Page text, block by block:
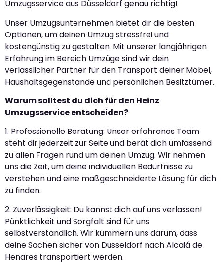
Umzugsservice aus Düsseldorf genau richtig!
Unser Umzugsunternehmen bietet dir die besten
Optionen, um deinen Umzug stressfrei und
kostengünstig zu gestalten. Mit unserer langjährigen
Erfahrung im Bereich Umzüge sind wir dein
verlässlicher Partner für den Transport deiner Möbel,
Haushaltsgegenstände und persönlichen Besitztümer.
Warum solltest du dich für den Heinz
Umzugsservice entscheiden?
1. Professionelle Beratung: Unser erfahrenes Team
steht dir jederzeit zur Seite und berät dich umfassend
zu allen Fragen rund um deinen Umzug. Wir nehmen
uns die Zeit, um deine individuellen Bedürfnisse zu
verstehen und eine maßgeschneiderte Lösung für dich
zu finden.
2. Zuverlässigkeit: Du kannst dich auf uns verlassen!
Pünktlichkeit und Sorgfalt sind für uns
selbstverständlich. Wir kümmern uns darum, dass
deine Sachen sicher von Düsseldorf nach Alcalá de
Henares transportiert werden.